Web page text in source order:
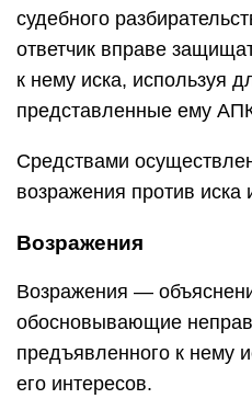
судебного
ответчик вправе
к нему иска, используя
представленные ему
Средствами
возражения против иска
Возражения
Возражения —
обосновывающие
предъявленного к нему
его интересов.